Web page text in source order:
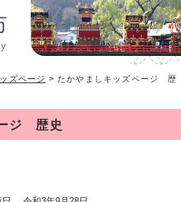
ズページ > たかやましキッズページ 歴
ジ 歴史